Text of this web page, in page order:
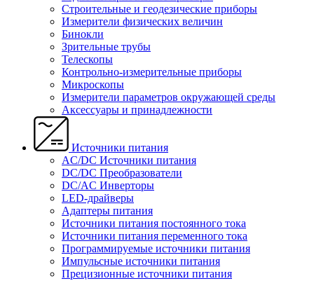
Строительные и геодезические приборы
Измерители физических величин
Бинокли
Зрительные трубы
Телескопы
Контрольно-измерительные приборы
Микроскопы
Измерители параметров окружающей среды
Аксессуары и принадлежности
Источники питания
AC/DC Источники питания
DC/DC Преобразователи
DC/AC Инверторы
LED-драйверы
Адаптеры питания
Источники питания постоянного тока
Источники питания переменного тока
Программируемые источники питания
Импульсные источники питания
Прецизионные источники питания